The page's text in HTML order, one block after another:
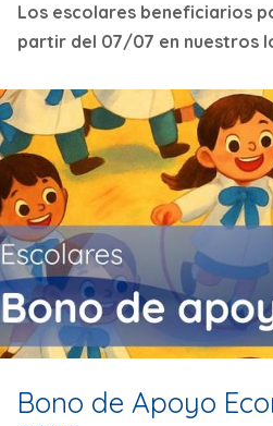
Los escolares beneficiarios
partir del 07/07 en nuestros
Bono de Apoyo